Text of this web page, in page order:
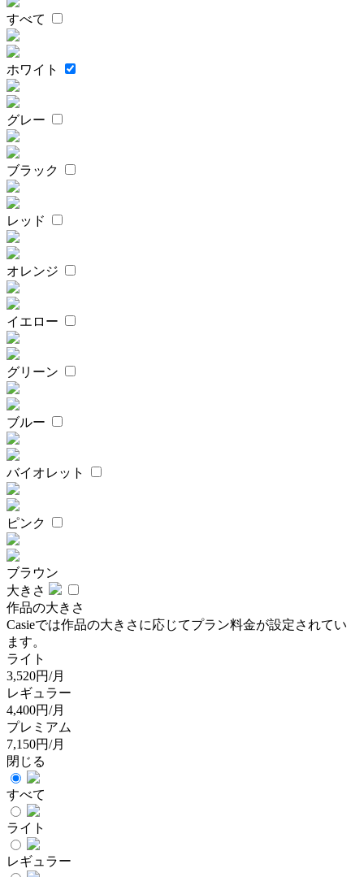
すべて
ホワイト
グレー
ブラック
レッド
オレンジ
イエロー
グリーン
ブルー
バイオレット
ピンク
ブラウン
大きさ
作品の大きさ
Casieでは作品の大きさに応じてプラン料金が設定されてい
ます。
ライト
3,520円/月
レギュラー
4,400円/月
プレミアム
7,150円/月
閉じる
すべて
ライト
レギュラー